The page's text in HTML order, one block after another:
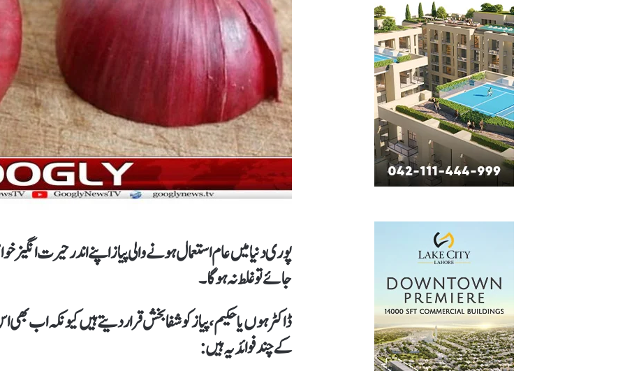
پوری دنیا میں عام استعمال ہونے والی پیاز اپنے اندر حیرت
جائے تو غلط نہ ہوگا۔
ڈاکٹرہوں یا حکیم، پیاز کو شفا بخش قرار دیتے ہیں کیونکہ اب
کے چند فوائد یہ ہیں: